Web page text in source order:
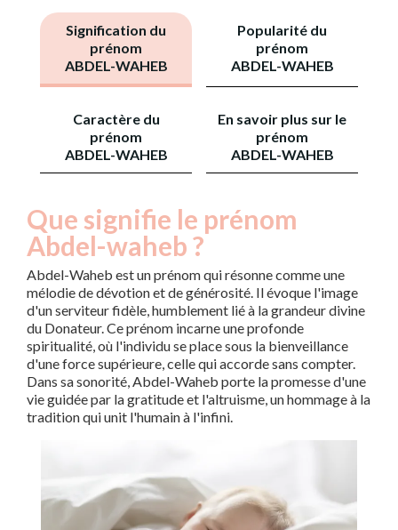
Signification du
prénom
ABDEL-WAHEB
Popularité du
prénom
ABDEL-WAHEB
Caractère du
prénom
ABDEL-WAHEB
En savoir plus sur le
prénom
ABDEL-WAHEB
Que signifie le prénom
Abdel-waheb ?
Abdel-Waheb est un prénom qui résonne comme une
mélodie de dévotion et de générosité. Il évoque l'image
d'un serviteur fidèle, humblement lié à la grandeur divine
du Donateur. Ce prénom incarne une profonde
spiritualité, où l'individu se place sous la bienveillance
d'une force supérieure, celle qui accorde sans compter.
Dans sa sonorité, Abdel-Waheb porte la promesse d'une
vie guidée par la gratitude et l'altruisme, un hommage à la
tradition qui unit l'humain à l'infini.